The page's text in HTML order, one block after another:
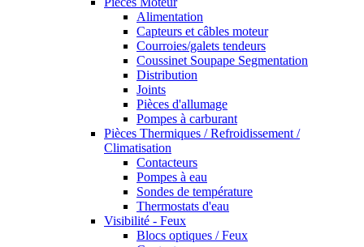
Alimentation
Capteurs et câbles moteur
Courroies/galets tendeurs
Coussinet Soupape Segmentation
Distribution
Joints
Pièces d'allumage
Pompes à carburant
Pièces Thermiques / Refroidissement /
Climatisation
Contacteurs
Pompes à eau
Sondes de température
Thermostats d'eau
Visibilité - Feux
Blocs optiques / Feux